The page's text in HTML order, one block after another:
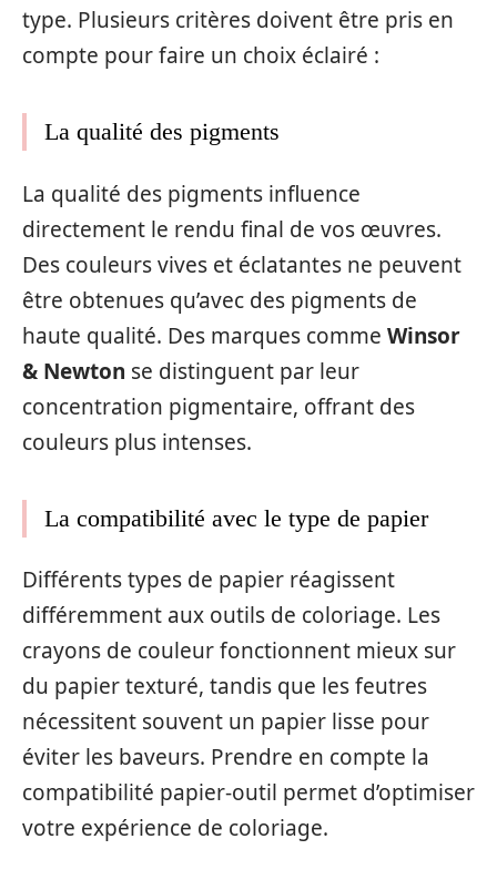
type. Plusieurs critères doivent être pris en
compte pour faire un choix éclairé :
La qualité des pigments
La qualité des pigments influence
directement le rendu final de vos œuvres.
Des couleurs vives et éclatantes ne peuvent
être obtenues qu’avec des pigments de
haute qualité. Des marques comme Winsor
& Newton se distinguent par leur
concentration pigmentaire, offrant des
couleurs plus intenses.
La compatibilité avec le type de papier
Différents types de papier réagissent
différemment aux outils de coloriage. Les
crayons de couleur fonctionnent mieux sur
du papier texturé, tandis que les feutres
nécessitent souvent un papier lisse pour
éviter les baveurs. Prendre en compte la
compatibilité papier-outil permet d’optimiser
votre expérience de coloriage.